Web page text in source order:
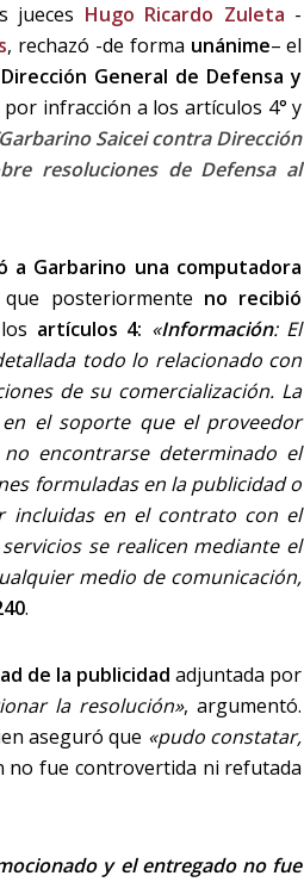
jueces Hugo Ricardo Zuleta -
, rechazó -de forma unánime– el
Dirección General de Defensa y
por infracción a los artículos 4° y
Saicei contra Dirección
resoluciones de Defensa al
a Garbarino una computadora
posteriormente no recibió
artículos 4: «Información: El
todo lo relacionado con
de su comercialización. La
el soporte que el proveedor
encontrarse determinado el
formuladas en la publicidad o
incluidas en el contrato con el
se realicen mediante el
medio de comunicación,
.
de la publicidad adjuntada por
la resolución», argumentó.
aseguró que «pudo constatar,
no fue controvertida ni refutada
y el entregado no fue